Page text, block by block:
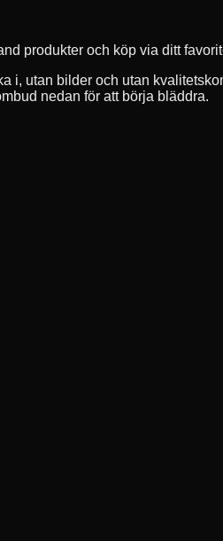
produkter och köp via ditt
utan bilder och utan
nedan för att börja bläddra.